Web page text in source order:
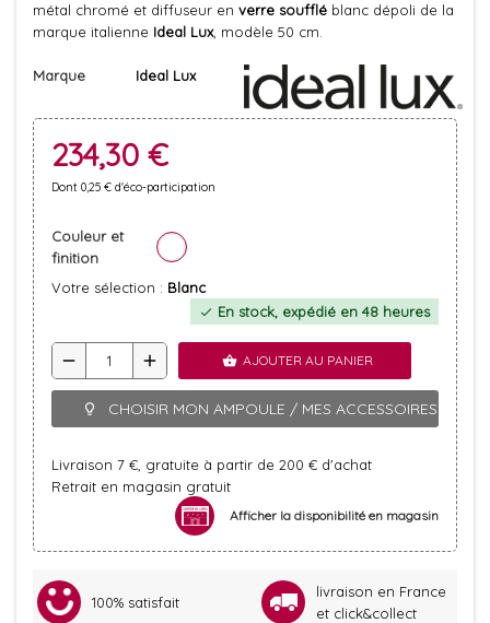
métal chromé et diffuseur en verre soufflé blanc dépoli de la
marque italienne Ideal Lux, modèle 50 cm.
Marque Ideal Lux
234,30 €
Dont 0,25 € d'éco-participation
Couleur et
finition
Votre sélection : Blanc
check En stock, expédié en 48 heures
remove add shopping_basket AJOUTER AU PANIER
lightbulb_outline CHOISIR MON AMPOULE / MES ACCESSOIRES
Livraison 7 €, gratuite à partir de 200 € d'achat
Retrait en magasin gratuit
Afficher la disponibilité en magasin
100% satisfait
livraison en France
et click&collect